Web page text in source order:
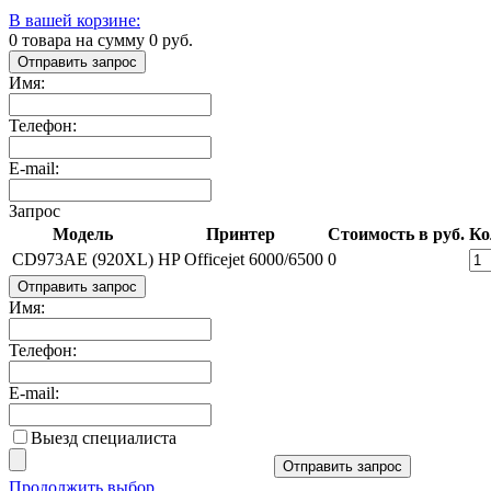
В вашей корзине:
0 товара на сумму 0 руб.
Отправить запрос
Имя:
Телефон:
E-mail:
Запрос
Модель
Принтер Стоимость в руб.
CD973AE (920XL) HP Officejet 6000/6500 0
Отправить запрос
Имя:
Телефон:
E-mail:
Выезд специалиста
Отправить запрос
Продолжить выбор